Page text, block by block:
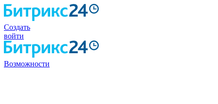
Создать
войти
Возможности